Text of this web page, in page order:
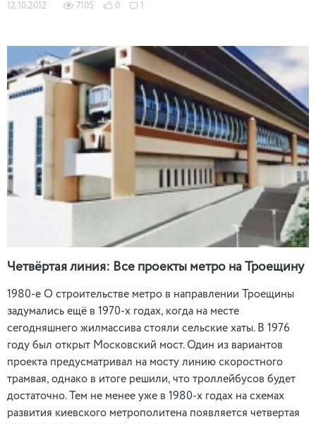
12.10.2012 7105 0
Четвёртая линия: Все проекты метро на Троещину
1980-е О строительстве метро в направлении Троещины
задумались ещё в 1970-х годах, когда на месте
сегодняшнего жилмассива стояли сельские хаты. В 1976
году был открыт Московский мост. Один из вариантов
проекта предусматривал на мосту линию скоростного
трамвая, однако в итоге решили, что троллейбусов будет
достаточно. Тем не менее уже в 1980-х годах на схемах
развития киевского метрополитена появляется четвертая